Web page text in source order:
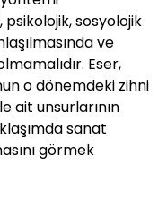
sosyolojik
ve
Eser,
o dönemdeki zihni
ait unsurlarının
sanat
görmek